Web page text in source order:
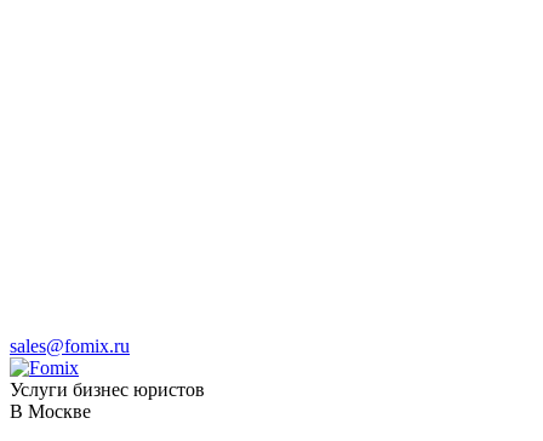
sales@fomix.ru
Услуги бизнес юристов
В Москве